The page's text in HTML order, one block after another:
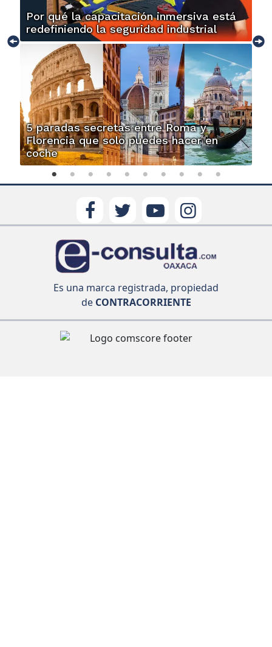
Por qué la capacitación inmersiva está
redefiniendo la seguridad industrial
5 paradas secretas entre Roma y
Florencia que solo puedes hacer en
coche
Es una marca registrada, propiedad
deCONTRACORRIENTE